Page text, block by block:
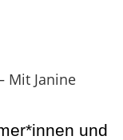
Mit Janine
und